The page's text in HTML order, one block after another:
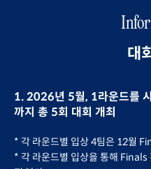
대
1. 2026년 5월, 1라운드를
까지 총 5회 대회 개최
* 각 라운드별 입상 4팀은 12월
* 각 라운드별 입상을 통해 Finals